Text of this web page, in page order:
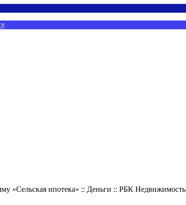
«Сельская ипотека» :: Деньги :: РБК Недвижимость